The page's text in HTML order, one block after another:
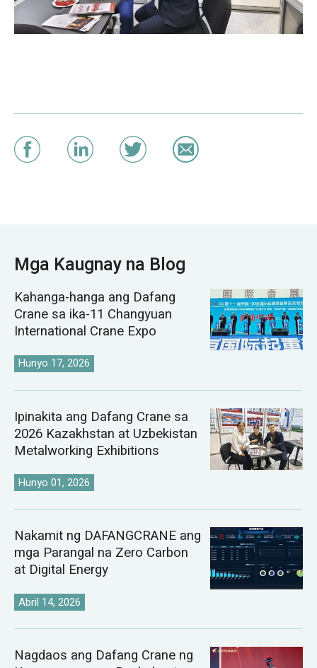
Mga Kaugnay na Blog
Kahanga-hanga ang Dafang
Crane sa ika-11 Changyuan
International Crane Expo
Hunyo 17, 2026
Ipinakita ang Dafang Crane sa
2026 Kazakhstan at Uzbekistan
Metalworking Exhibitions
Hunyo 01, 2026
Nakamit ng DAFANGCRANE ang
mga Parangal na Zero Carbon
at Digital Energy
Abril 14, 2026
Nagdaos ang Dafang Crane ng